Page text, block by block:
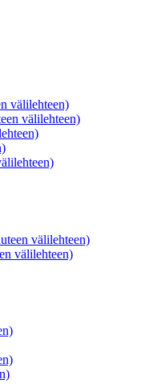
välilehteen)
välilehteen)
välilehteen)
välilehteen)